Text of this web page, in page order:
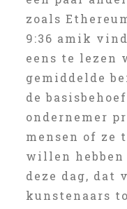
zoals
9:36 amik
eens te lezen
gemiddelde
de
ondernemer
mensen of ze
willen
deze dag, dat
kunstenaars